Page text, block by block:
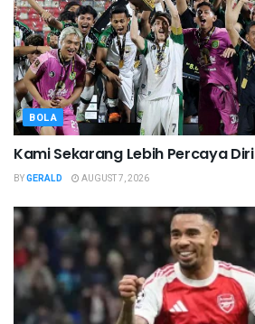
BOLA
Kami Sekarang Lebih Percaya Diri
BYGERALD AUGUST 7, 2026